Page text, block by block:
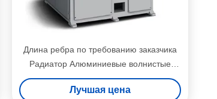
Длина ребра по требованию заказчика
Радиатор Алюминиевые волнистые
ребра Ход поршня по требованию
покупателя Охлаждающий компонент
Лучшая цена